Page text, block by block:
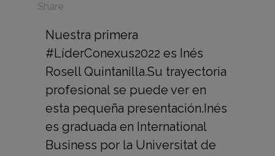
Share
Nuestra primera
#LíderConexus2022 es Inés
Rosell Quintanilla.Su trayectoria
profesional se puede ver en
esta pequeña presentación.Inés
es graduada en International
Business por la Universitat de